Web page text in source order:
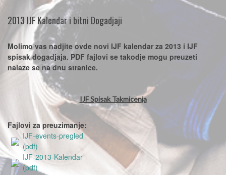
2013 IJF Kalendar i bitni Dogadjaji
Molimo vas nadjite ovde novi IJF kalendar za 2013 i IJF
spisak dogadjaja. PDF fajlovi se takodje mogu preuzeti
nalaze se na dnu stranice.
IJF Spisak Takmicenja
Fajlovi za preuzimanje:
IJF-events-pregled
(pdf)
IJF-2013-Kalendar
(pdf)